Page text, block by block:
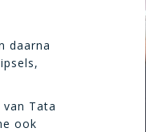
daarna
Tata
ook